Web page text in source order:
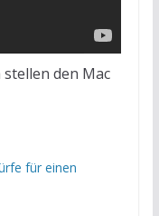
den Mac
für einen